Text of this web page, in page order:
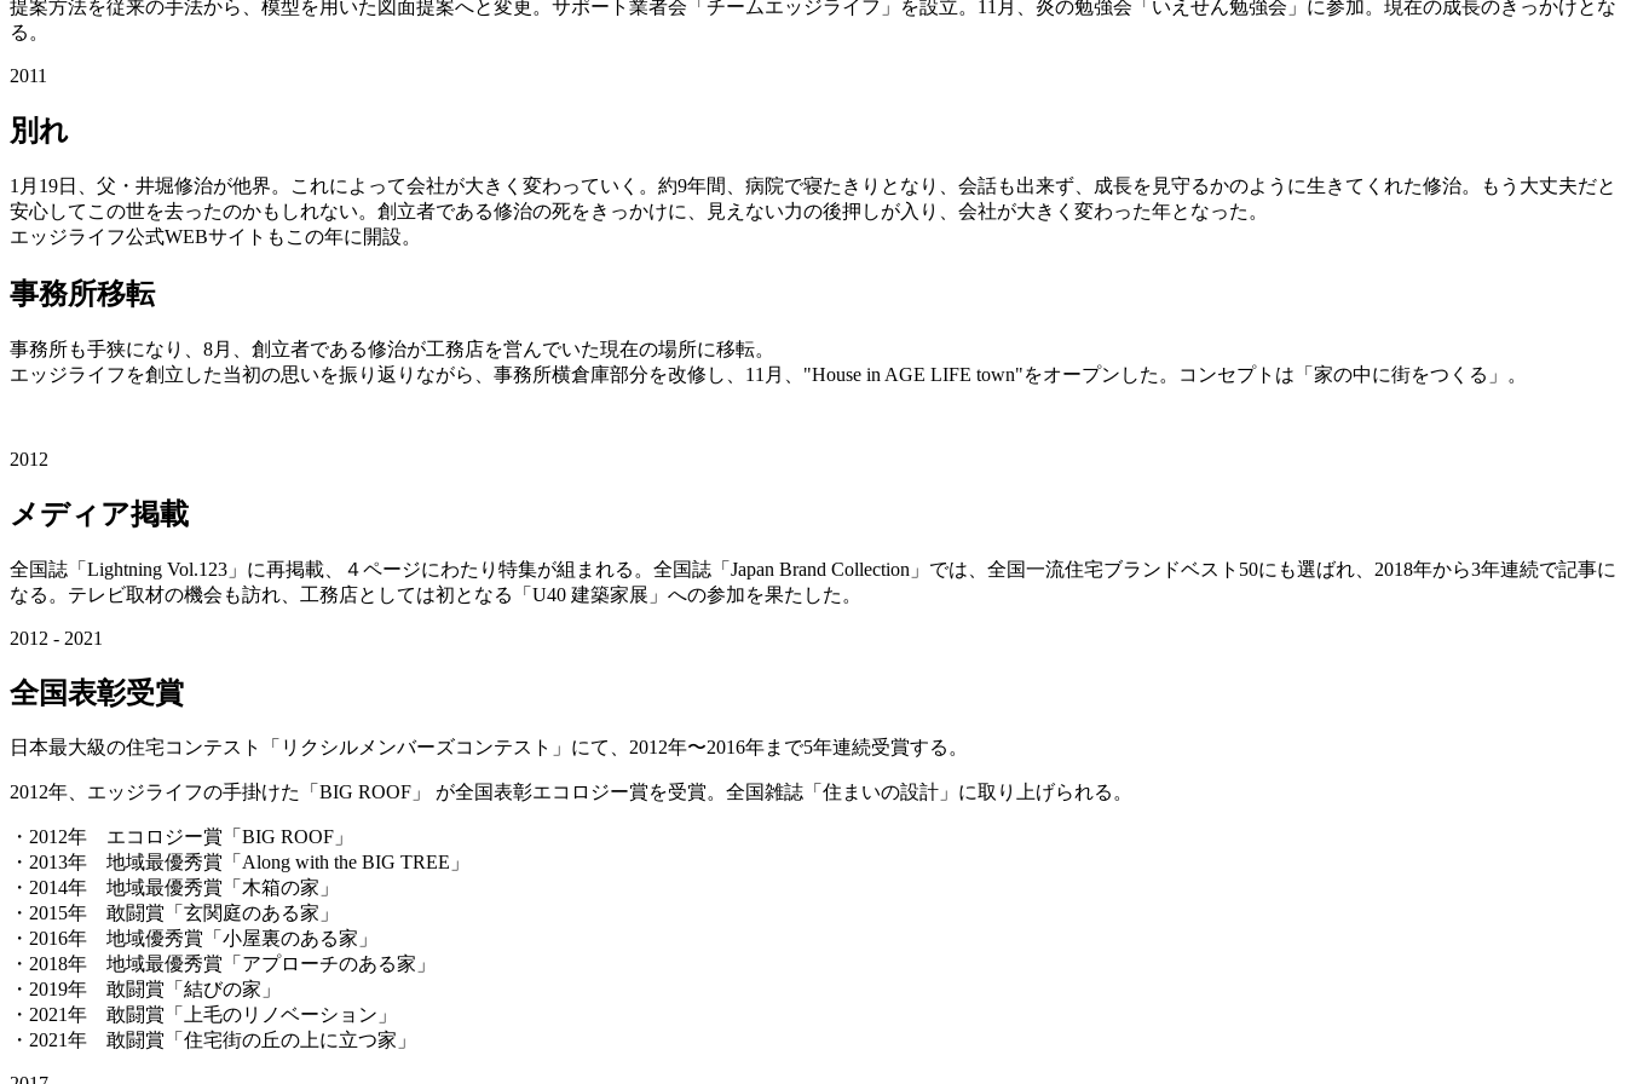
提案方法を従来の手法から、模型を用いた図面提案へと変更。サポート業者会「チームエッジライフ」を設立。11月、炎の勉強会「いえせん勉強会」に参加。現在の成長のきっかけとな
る。
2011
別れ
1月19日、父・井堀修治が他界。これによって会社が大きく変わっていく。約9年間、病院で寝たきりとなり、会話も出来ず、成長を見守るかのように生きてくれた修治。もう大丈夫だと
安心してこの世を去ったのかもしれない。創立者である修治の死をきっかけに、見えない力の後押しが入り、会社が大きく変わった年となった。
エッジライフ公式WEBサイトもこの年に開設。
事務所移転
事務所も手狭になり、8月、創立者である修治が工務店を営んでいた現在の場所に移転。
エッジライフを創立した当初の思いを振り返りながら、事務所横倉庫部分を改修し、11月、"House in AGE LIFE town"をオープンした。コンセプトは「家の中に街をつくる」。
2012
メディア掲載
全国誌「Lightning Vol.123」に再掲載、４ページにわたり特集が組まれる。全国誌「Japan Brand Collection」では、全国一流住宅ブランドベスト50にも選ばれ、2018年から3年連続で記事に
なる。テレビ取材の機会も訪れ、工務店としては初となる「U40 建築家展」への参加を果たした。
2012 - 2021
全国表彰受賞
日本最大級の住宅コンテスト「リクシルメンバーズコンテスト」にて、2012年〜2016年まで5年連続受賞する。
2012年、エッジライフの手掛けた「BIG ROOF」 が全国表彰エコロジー賞を受賞。全国雑誌「住まいの設計」に取り上げられる。
・2012年 エコロジー賞「BIG ROOF」
・2013年 地域最優秀賞「Along with the BIG TREE」
・2014年 地域最優秀賞「木箱の家」
・2015年 敢闘賞「玄関庭のある家」
・2016年 地域優秀賞「小屋裏のある家」
・2018年 地域最優秀賞「アプローチのある家」
・2019年 敢闘賞「結びの家」
・2021年 敢闘賞「上毛のリノベーション」
・2021年 敢闘賞「住宅街の丘の上に立つ家」